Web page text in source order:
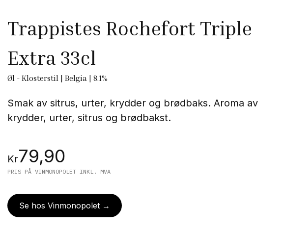
Trappistes Rochefort Triple
Extra 33cl
Øl - Klosterstil | Belgia | 8.1%
Smak av sitrus, urter, krydder og brødbaks. Aroma av
krydder, urter, sitrus og brødbakst.
Kr79,90
PRIS PÅ VINMONOPOLET INKL. MVA
Se hos Vinmonopolet →